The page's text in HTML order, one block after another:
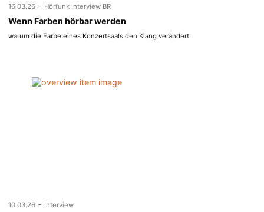
16.03.26 - Hörfunk Interview BR
Wenn Farben hörbar werden
warum die Farbe eines Konzertsaals den Klang verändert
10.03.26 - Interview